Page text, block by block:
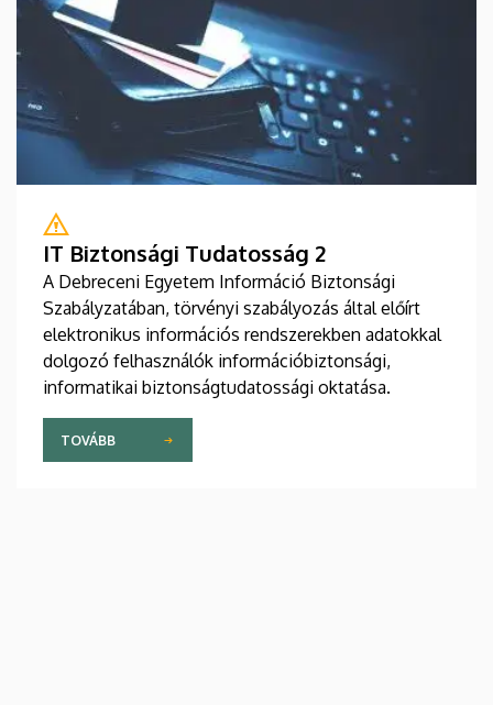
IT Biztonsági Tudatosság 2
A Debreceni Egyetem Információ Biztonsági
Szabályzatában, törvényi szabályozás által előírt
elektronikus információs rendszerekben adatokkal
dolgozó felhasználók információbiztonsági,
informatikai biztonságtudatossági oktatása.
TOVÁBB